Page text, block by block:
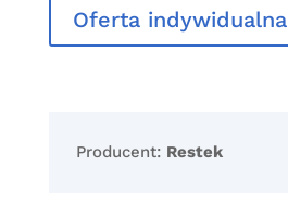
Oferta indywidualna
Producent: Restek